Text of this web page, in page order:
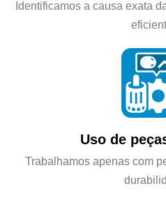
Identificamos a causa exata
Uso de
Trabalhamos apenas com